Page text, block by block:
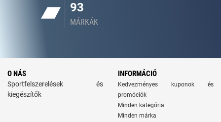
93
MÁRKÁK
O NÁS
Sportfelszerelések és
kiegészítők
INFORMÁCIÓ
Kedvezményes kuponok és
promóciók
Minden kategória
Minden márka